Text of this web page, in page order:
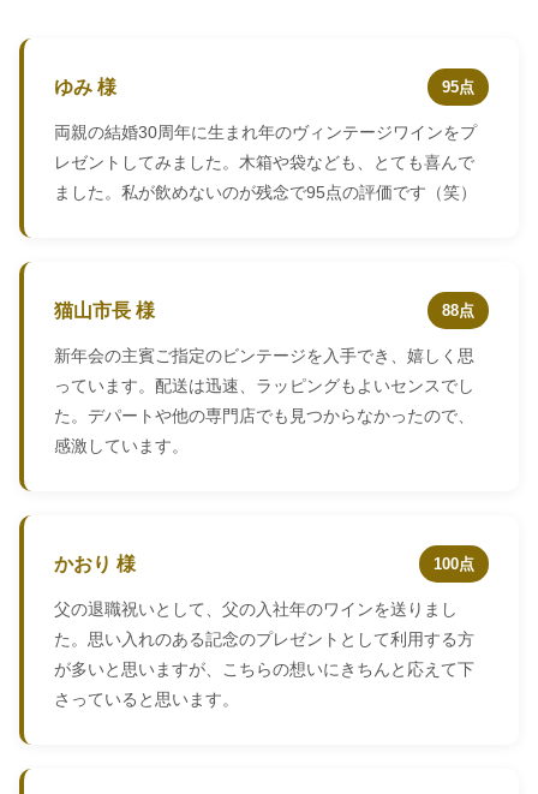
ゆみ 様 95点
両親の結婚30周年に生まれ年のヴィンテージワインをプ
レゼントしてみました。木箱や袋なども、とても喜んで
ました。私が飲めないのが残念で95点の評価です（笑）
猫山市長 様 88点
新年会の主賓ご指定のビンテージを入手でき、嬉しく思
っています。配送は迅速、ラッピングもよいセンスでし
た。デパートや他の専門店でも見つからなかったので、
感激しています。
かおり 様 100点
父の退職祝いとして、父の入社年のワインを送りまし
た。思い入れのある記念のプレゼントとして利用する方
が多いと思いますが、こちらの想いにきちんと応えて下
さっていると思います。